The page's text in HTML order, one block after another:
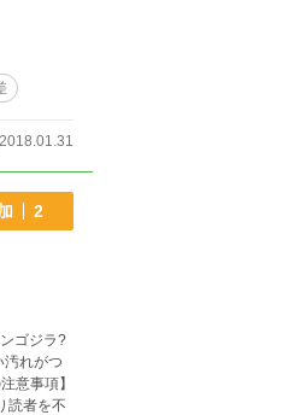
2
読者を不